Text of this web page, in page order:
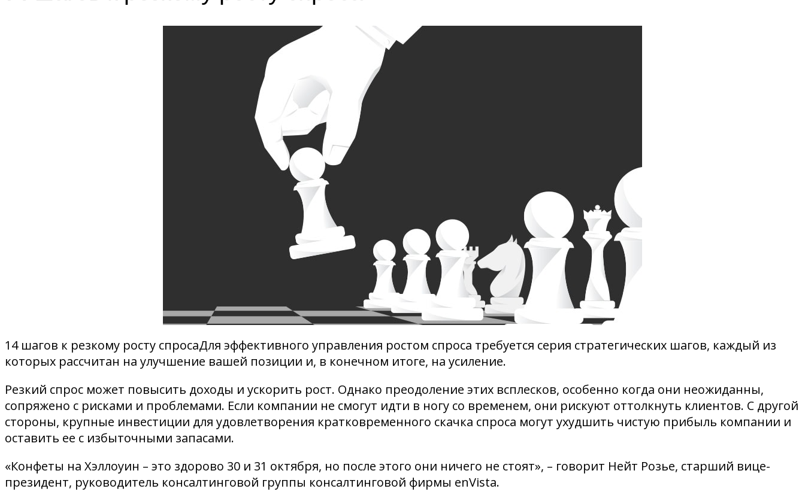
14 шагов к резкому росту спросаДля эффективного управления ростом спроса требуется серия стратегических шагов, каждый из
которых рассчитан на улучшение вашей позиции и, в конечном итоге, на усиление.
Резкий спрос может повысить доходы и ускорить рост. Однако преодоление этих всплесков, особенно когда они неожиданны,
сопряжено с рисками и проблемами. Если компании не смогут идти в ногу со временем, они рискуют оттолкнуть клиентов. С другой
стороны, крупные инвестиции для удовлетворения кратковременного скачка спроса могут ухудшить чистую прибыль компании и
оставить ее с избыточными запасами.
«Конфеты на Хэллоуин – это здорово 30 и 31 октября, но после этого они ничего не стоят», – говорит Нейт Розье, старший вице-
президент, руководитель консалтинговой группы консалтинговой фирмы enVista.